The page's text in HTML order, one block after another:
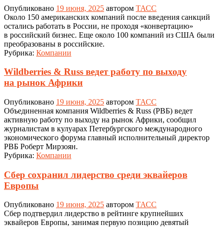
Опубликовано 19 июня, 2025 автором ТАСС
Около 150 американских компаний после введения санкций
остались работать в России, не проходя «конвертацию»
в российский бизнес. Еще около 100 компаний из США были
преобразованы в российские.
Рубрика: Компании
Wildberries & Russ ведет работу по выходу
на рынок Африки
Опубликовано 19 июня, 2025 автором ТАСС
Объединенная компания Wildberries & Russ (РВБ) ведет
активную работу по выходу на рынок Африки, сообщил
журналистам в кулуарах Петербургского международного
экономического форума главный исполнительный директор
РВБ Роберт Мирзоян.
Рубрика: Компании
Сбер сохранил лидерство среди эквайеров
Европы
Опубликовано 19 июня, 2025 автором ТАСС
Сбер подтвердил лидерство в рейтинге крупнейших
эквайеров Европы, занимая первую позицию девятый